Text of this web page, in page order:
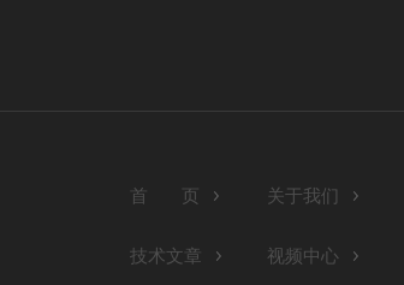
首 页 关于我们
技术文章 视频中心